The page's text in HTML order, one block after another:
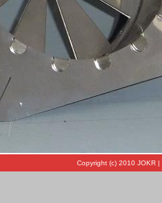
Copyright (c) 2010 JOKR